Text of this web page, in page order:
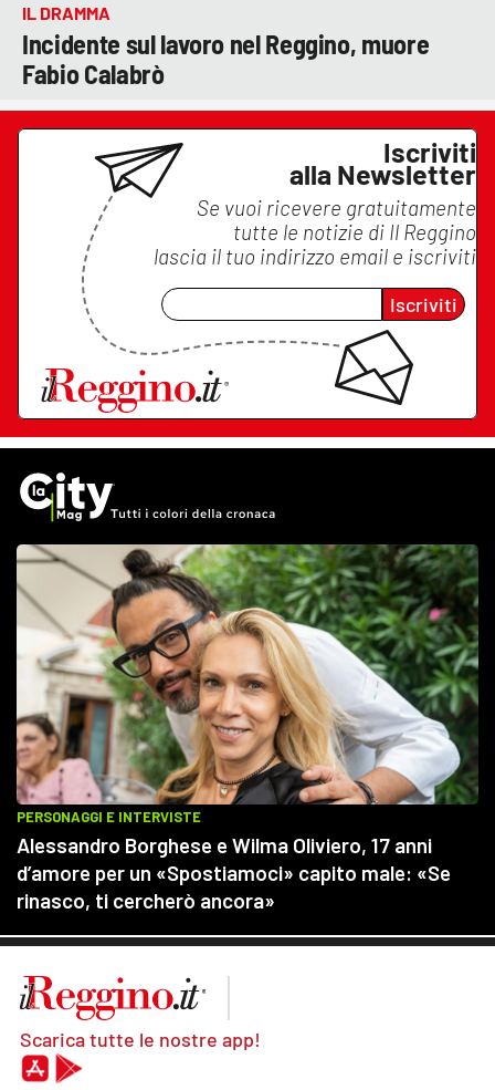
IL DRAMMA
Incidente sul lavoro nel Reggino, muore
Fabio Calabrò
Iscriviti
alla Newsletter
Se vuoi ricevere gratuitamente
tutte le notizie di Il Reggino
lascia il tuo indirizzo email e iscriviti
Iscriviti
Scarica tutte le nostre app!